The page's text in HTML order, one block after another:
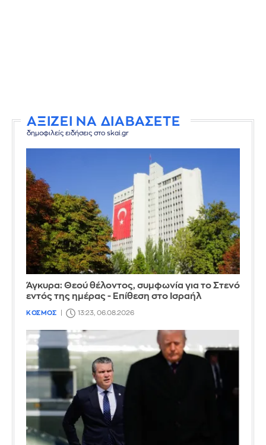
ΑΞΙΖΕΙ ΝΑ ΔΙΑΒΑΣΕΤΕ
δημοφιλείς ειδήσεις στο skai.gr
Άγκυρα: Θεού θέλοντος, συμφωνία για το Στενό
εντός της ημέρας - Επίθεση στο Ισραήλ
ΚΟΣΜΟΣ 13:23, 06.08.2026